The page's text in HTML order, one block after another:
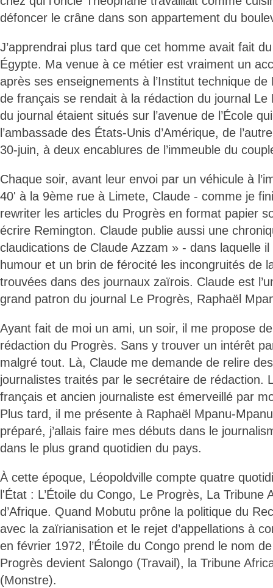
défoncer le crâne dans son appartement du
J’apprendrai plus tard que cet homme avait fait
Égypte. Ma venue à ce métier est vraiment un
après ses enseignements à l’Institut technique de
de français se rendait à la rédaction du journal Le
du journal étaient situés sur l’avenue de l’École
l’ambassade des États-Unis d’Amérique, de
30-juin, à deux encablures de l’immeuble du
Chaque soir, avant leur envoi par un véhicule à
40' à la 9ème rue à Limete, Claude - comme je
rewriter les articles du Progrès en format papier
écrire Remington. Claude publie aussi une
claudications de Claude Azzam » - dans laquelle
humour et un brin de férocité les incongruités de
trouvées dans des journaux zaïrois. Claude est
grand patron du journal Le Progrès, Raphaël
Ayant fait de moi un ami, un soir, il me propose
rédaction du Progrès. Sans y trouver un intérêt
malgré tout. Là, Claude me demande de relire
journalistes traités par le secrétaire de rédaction.
français et ancien journaliste est émerveillé par
Plus tard, il me présente à Raphaël Mpanu-
préparé, j’allais faire mes débuts dans le
dans le plus grand quotidien du pays.
À cette époque, Léopoldville compte quatre
l'État : L’Étoile du Congo, Le Progrès, La Tribune
d’Afrique. Quand Mobutu prône la politique du
avec la zaïrianisation et le rejet d’appellations à
en février 1972, l’Étoile du Congo prend le nom
Progrès devient Salongo (Travail), la Tribune
(Monstre).